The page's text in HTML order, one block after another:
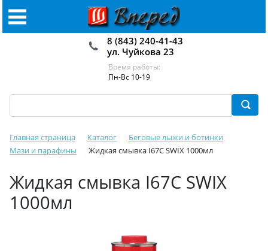
8 (843) 240-41-43
ул. Чуйкова 23
Время работы:
Пн-Вс 10-19
Главная страница Каталог
Беговые лыжи и ботинки
Мази и парафины
Жидкая смывка I67C SWIX 1000мл
Жидкая смывка I67C SWIX
1000мл